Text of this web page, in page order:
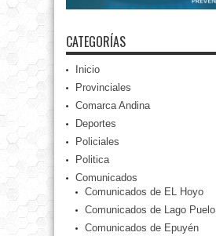
CATEGORÍAS
Inicio
Provinciales
Comarca Andina
Deportes
Policiales
Politica
Comunicados
Comunicados de EL Hoyo
Comunicados de Lago Puelo
Comunicados de Epuyén